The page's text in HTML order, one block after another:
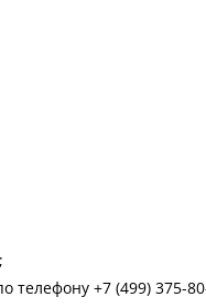
телефону +7 (499) 375-